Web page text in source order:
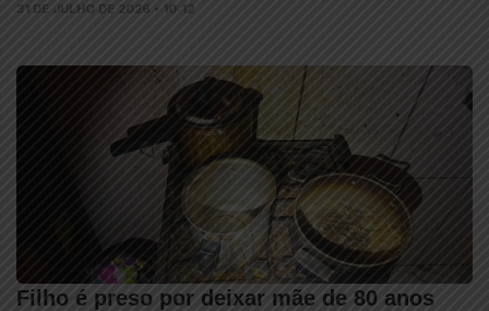
31 DE JULHO DE 2026 • 10:12
Filho é preso por deixar mãe de 80 anos